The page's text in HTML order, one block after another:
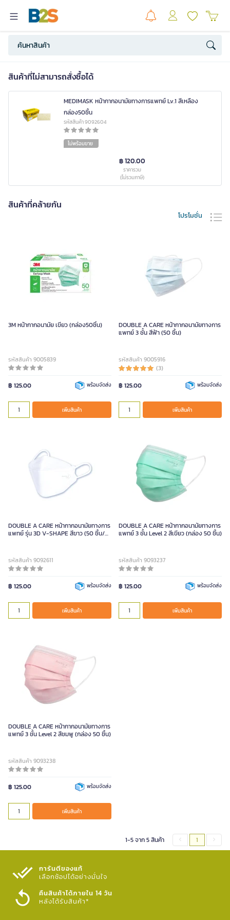
สินค้าที่ไม่สามารถสั่งซื้อได้
MEDIMASK หน้ากากอนามัยทางการแพทย์ Lv.1 สีเหลือง
กล่อง50ชิ้น
รหัสสินค้า 9092604
ไม่พร้อมขาย
฿ 120.00
ราคารวม
(ไม่รวมภาษี)
สินค้าที่คล้ายกัน
โปรโมชั่น
3M หน้ากากอนามัย เขียว (กล่อง50ชิ้น)
รหัสสินค้า 9005839
฿ 125.00 พร้อมจัดส่ง
เพิ่มสินค้า
DOUBLE A CARE หน้ากากอนามัยทางการ
แพทย์ 3 ชั้น สีฟ้า (50 ชิ้น)
รหัสสินค้า 9005916
(3)
฿ 125.00
พร้อมจัดส่ง
เพิ่มสินค้า
DOUBLE A CARE หน้ากากอนามัยทางการ
แพทย์ รุ่น 3D V-SHAPE สีขาว (50 ชิ้น/
รหัสสินค้า 9092611
฿ 125.00 พร้อมจัดส่ง
เพิ่มสินค้า
DOUBLE A CARE หน้ากากอนามัยทางการ
แพทย์ 3 ชั้น Level 2 สีเขียว (กล่อง 50 ชิ้น)
รหัสสินค้า 9093237
฿ 125.00 พร้อมจัดส่ง
เพิ่มสินค้า
DOUBLE A CARE หน้ากากอนามัยทางการ
แพทย์ 3 ชั้น Level 2 สีชมพู (กล่อง 50 ชิ้น)
รหัสสินค้า 9093238
฿ 125.00 พร้อมจัดส่ง
เพิ่มสินค้า
1-5 จาก 5 สินค้า 1
การันตีของแท้
เลือกช้อปได้อย่างมั่นใจ​
คืนสินค้าได้ภายใน 14 วัน
หลังได้รับสินค้า*